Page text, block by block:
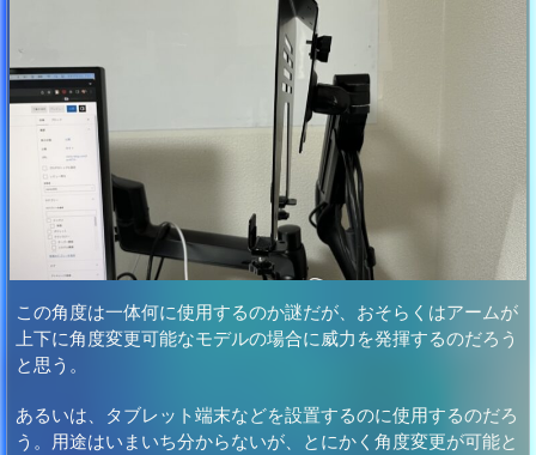
この角度は一体何に使用するのか謎だが、おそらくはアームが
上下に角度変更可能なモデルの場合に威力を発揮するのだろう
と思う。
あるいは、タブレット端末などを設置するのに使用するのだろ
う。用途はいまいち分からないが、とにかく角度変更が可能と